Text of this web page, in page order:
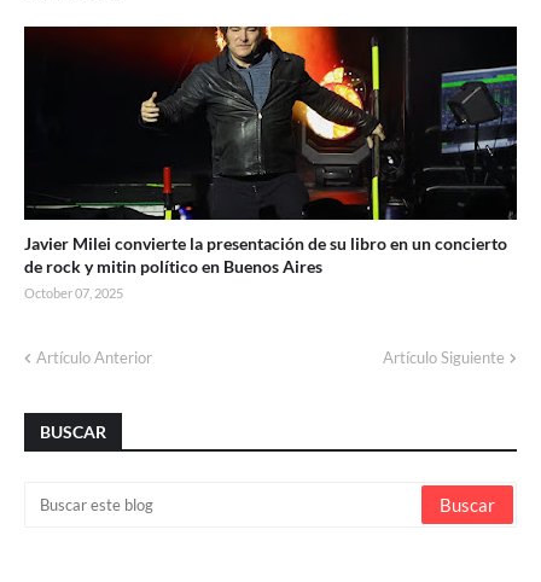
Javier Milei convierte la presentación de su libro en un concierto
de rock y mitin político en Buenos Aires
October 07, 2025
Artículo Anterior Artículo Siguiente
BUSCAR